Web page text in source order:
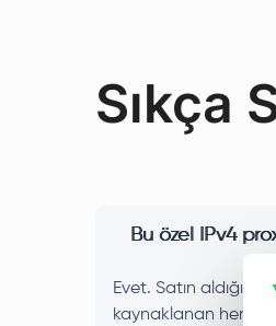
Sıkça
Bu özel IPv4
Evet. Satın
kaynaklanan